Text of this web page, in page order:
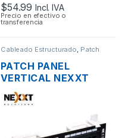
$54.99 Incl. IVA
Precio en efectivo o
transferencia
Cableado Estructurado Patch
PATCH PANEL
VERTICAL NEXXT
CAT6 DE 12
PUERTOS SOBRE